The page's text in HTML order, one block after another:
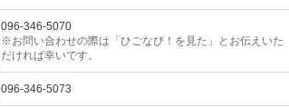
096-346-5070
※お問い合わせの際は「ひごなび！を見た」とお伝えいた
だければ幸いです。
096-346-5073